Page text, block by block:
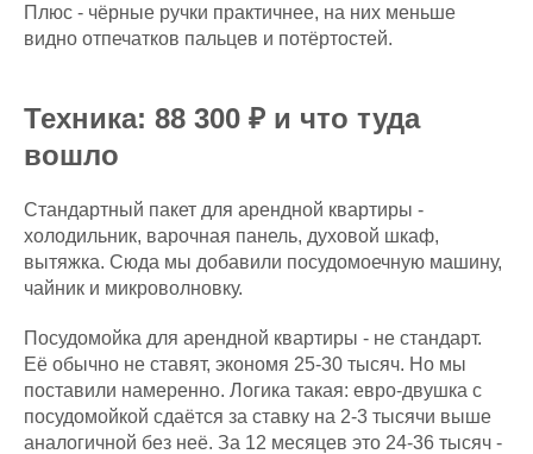
Плюс - чёрные ручки практичнее, на них меньше
видно отпечатков пальцев и потёртостей.
Техника: 88 300 ₽ и что туда
вошло
Стандартный пакет для арендной квартиры -
холодильник, варочная панель, духовой шкаф,
вытяжка. Сюда мы добавили посудомоечную машину,
чайник и микроволновку.
Посудомойка для арендной квартиры - не стандарт.
Её обычно не ставят, экономя 25-30 тысяч. Но мы
поставили намеренно. Логика такая: евро-двушка с
посудомойкой сдаётся за ставку на 2-3 тысячи выше
аналогичной без неё. За 12 месяцев это 24-36 тысяч -